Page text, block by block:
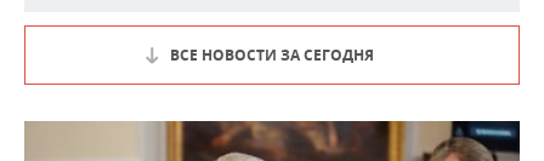
ВСЕ НОВОСТИ ЗА СЕГОДНЯ